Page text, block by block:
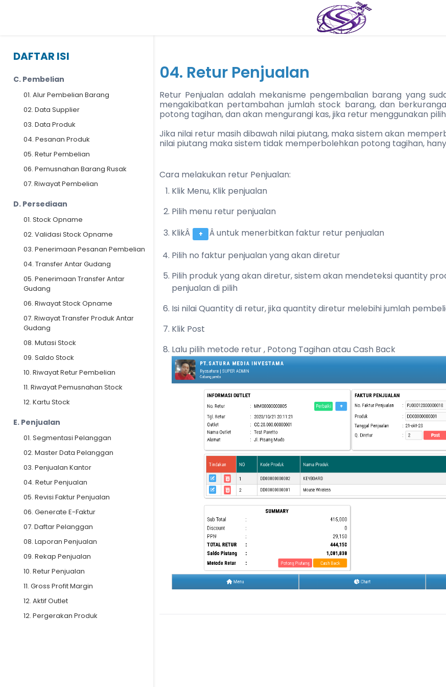
DAFTAR ISI
C. Pembelian
01. Alur Pembelian Barang
02. Data Supplier
03. Data Produk
04. Pesanan Produk
05. Retur Pembelian
06. Pemusnahan Barang Rusak
07. Riwayat Pembelian
D. Persediaan
01. Stock Opname
02. Validasi Stock Opname
03. Penerimaan Pesanan Pembelian
04. Transfer Antar Gudang
05. Penerimaan Transfer Antar
Gudang
06. Riwayat Stock Opname
07. Riwayat Transfer Produk Antar
Gudang
08. Mutasi Stock
09. Saldo Stock
10. Riwayat Retur Pembelian
11. Riwayat Pemusnahan Stock
12. Kartu Stock
E. Penjualan
01. Segmentasi Pelanggan
02. Master Data Pelanggan
03. Penjualan Kantor
04. Retur Penjualan
05. Revisi Faktur Penjualan
06. Generate E-Faktur
07. Daftar Pelanggan
08. Laporan Penjualan
09. Rekap Penjualan
10. Retur Penjualan
11. Gross Profit Margin
12. Aktif Outlet
12. Pergerakan Produk
04. Retur Penjualan
Retur Penjualan adalah mekanisme pengembalian barang yang
mengakibatkan pertambahan jumlah stock barang, dan
potong tagihan, dan akan mengurangi kas, jika retur menggunakan
Jika nilai retur masih dibawah nilai piutang, maka sistem akan
nilai piutang maka sistem tidak memperbolehkan potong tagihan,
Cara melakukan retur Penjualan:
Klik Menu, Klik penjualan
Pilih menu retur penjualan
KlikÂ
Â untuk menerbitkan faktur retur penjualan
Pilih no faktur penjualan yang akan diretur
Pilih produk yang akan diretur, sistem akan mendeteksi quantity
penjualan di pilih
Isi nilai Quantity di retur, jika quantity diretur melebihi jumlah
Klik Post
Lalu pilih metode retur , Potong Tagihan atau Cash Back